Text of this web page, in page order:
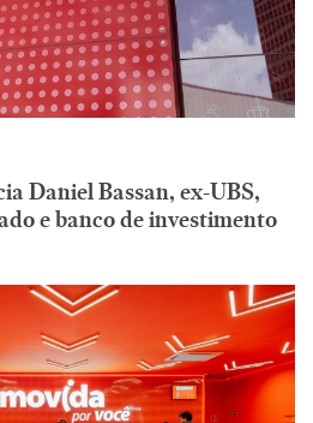
Daniel Bassan, ex-UBS,
e banco de investimento